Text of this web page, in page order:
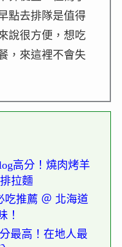
點去排隊是值得
說很方便，想吃
，來這裡不會失
高分！燒肉烤羊
拉麵
吃推薦 ＠ 北海道
！
最高！在地人最